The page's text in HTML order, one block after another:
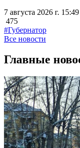
7 августа 2026 г. 15:49
475
#Губернатор
Все новости
Главные